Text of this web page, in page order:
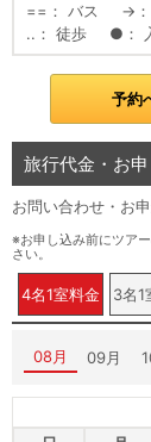
==
バス →
..
徒歩 ●
予約
旅行代金・お
お問い合わせ・お
※お申し込み前にツア
さい。
4名1室料金 3名1
08月 09月